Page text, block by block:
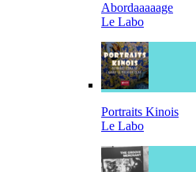
Abordaaaaage
Le Labo
Portraits Kinois
Le Labo